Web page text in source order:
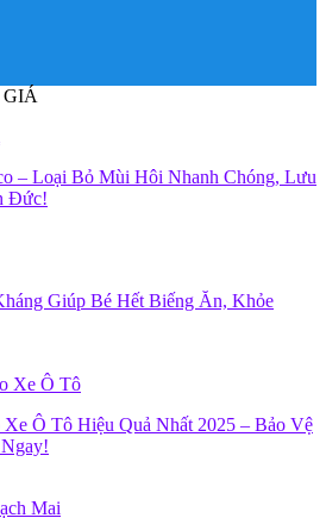
– Loại Bỏ Mùi Hôi Nhanh Chóng, Lưu
Đức!
Giúp Bé Hết Biếng Ăn, Khỏe
Ô Tô Hiệu Quả Nhất 2025 – Bảo Vệ